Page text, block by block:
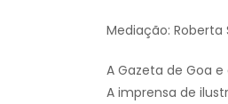
Mediação: Roberta
A Gazeta de Goa e
A imprensa de